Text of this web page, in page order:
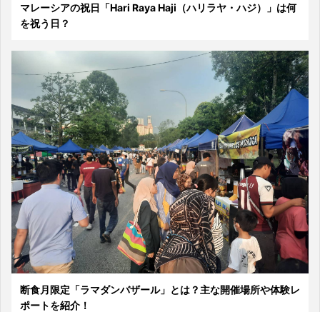
マレーシアの祝日「Hari Raya Haji（ハリラヤ・ハジ）」は何
を祝う日？
断食月限定「ラマダンバザール」とは？主な開催場所や体験レ
ポートを紹介！